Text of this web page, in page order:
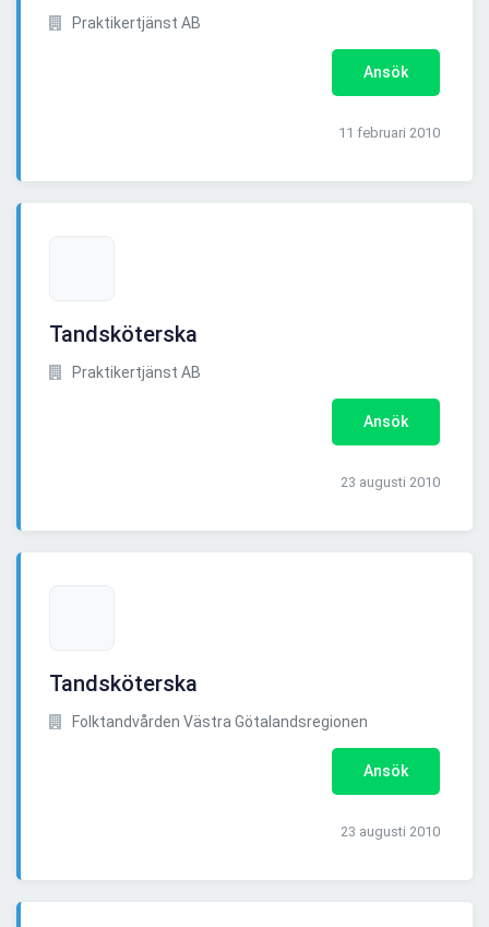
Praktikertjänst AB
Ansök
11 februari 2010
Tandsköterska
Praktikertjänst AB
Ansök
23 augusti 2010
Tandsköterska
Folktandvården Västra Götalandsregionen
Ansök
23 augusti 2010